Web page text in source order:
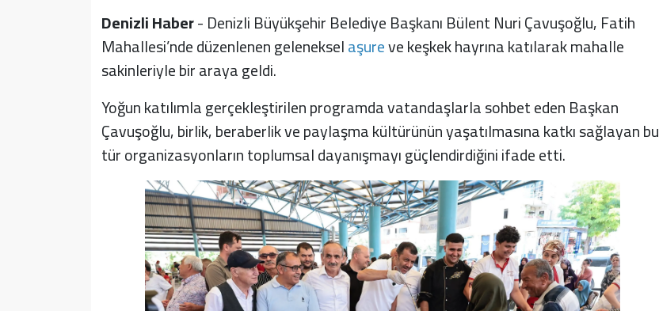
Denizli Haber- Denizli Büyükşehir Belediye Başkanı Bülent Nuri Çavuşoğlu, Fatih
Mahallesi’nde düzenlenen gelenekselaşureve keşkek hayrına katılarak mahalle
sakinleriyle bir araya geldi.
Yoğun katılımla gerçekleştirilen programda vatandaşlarla sohbet eden Başkan
Çavuşoğlu, birlik, beraberlik ve paylaşma kültürünün yaşatılmasına katkı sağlayan bu
tür organizasyonların toplumsal dayanışmayı güçlendirdiğini ifade etti.